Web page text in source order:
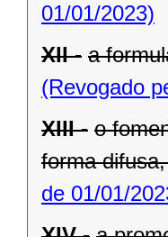
01/01/2023)
XII - a
(Revogado
XIII - o
forma
de 01/01/